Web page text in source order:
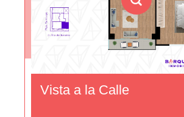
Vista a la Calle